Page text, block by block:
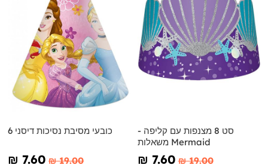
6 כובעי מסיבת נסיכות דיסני
₪‎ 7.60 ₪‎ 19.00
סט 8 מצנפות עם קליפה -
משאלות Mermaid
₪‎ 7.60 ₪‎ 19.00